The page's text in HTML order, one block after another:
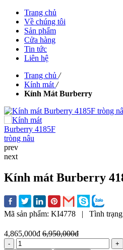
Trang chủ
Về chúng tôi
Sản phẩm
Cửa hàng
Tin tức
Liên hệ
Trang chủ /
Kính mát /
Kính Mát Burberry
prev
next
Kính mát Burberry
Mã sản phẩm: KI4778 | Tình
4,865,000đ 6,950,000đ
-
+